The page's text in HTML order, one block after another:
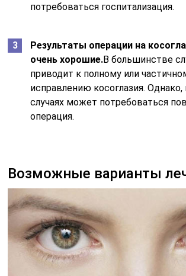
потребоваться госпитализация.
Результаты операции на
очень хорошие.В большинстве
приводит к полному или
исправлению косоглазия.
случаях может потребоваться
операция.
Возможные варианты